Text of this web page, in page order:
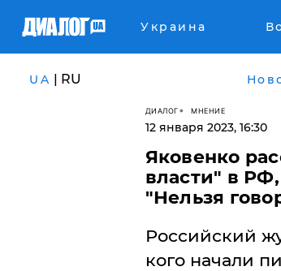
Украина
UA | RU
ДИАЛОГ МНЕНИЕ
12 января 2023, 16:30
Яковенко
власти" в
"Нельзя
Российский
кого начали